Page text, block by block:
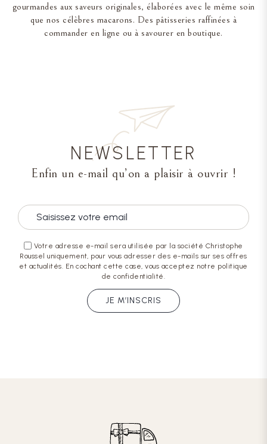
gourmandes aux saveurs originales, élaborées avec le même soin
que nos célèbres macarons. Des pâtisseries raffinées à
commander en ligne ou à savourer en boutique.
NEWSLETTER
Enfin un e-mail qu’on a plaisir à ouvrir !
Votre adresse e-mail sera utilisée par la société Christophe
Roussel uniquement, pour vous adresser des e-mails sur ses offres
et actualités. En cochant cette case, vous acceptez notre politique
de confidentialité.
JE M’INSCRIS